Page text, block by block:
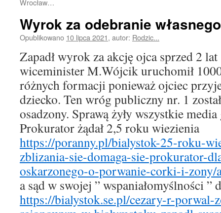
Wrocław…
Wyrok za odebranie
Opublikowano 10 lipca 2021, autor: Rodzic...
Zapadł wyrok za akcję ojca sprzed 2
wiceminister M.Wójcik uruchomił
różnych formacji ponieważ ojciec
dziecko. Ten wróg publiczny nr. 1
osadzony. Sprawą żyły wszystkie
Prokurator żądał 2,5 roku wiezienia
https://poranny.pl/bialystok-25-roku-
zblizania-sie-domaga-sie-prokurator-
oskarzonego-o-porwanie-corki-i-zony/
a sąd w swojej ” wspaniałomyślności ”
https://bialystok.se.pl/cezary-r-porwal-